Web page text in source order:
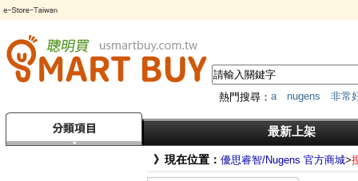
熱門搜尋： a nugens
非常
傳輸器
最新上架
》現在位置： 優思睿智/Nugens 官方商城>